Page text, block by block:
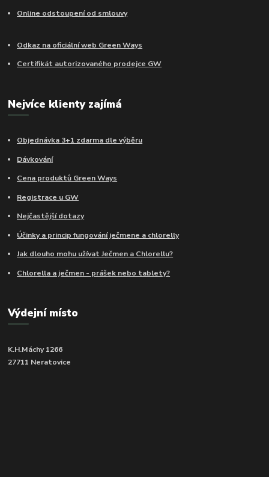
Online odstoupení od smlouvy
Odkaz na oficiální web Green Ways
Certifikát autorizovaného prodejce GW
Nejvíce klienty zajímá
Objednávka 3+1 zdarma dle výběru
Dávkování
Cena produktů Green Ways
Registrace u GW
Nejčastější dotazy
Účinky a princip fungování ječmene a chlorelly
Jak dlouho mohu užívat Ječmen a Chlorellu?
Chlorella a ječmen - prášek nebo tablety?
Výdejní místo
K.H.Máchy 1266
27711 Neratovice